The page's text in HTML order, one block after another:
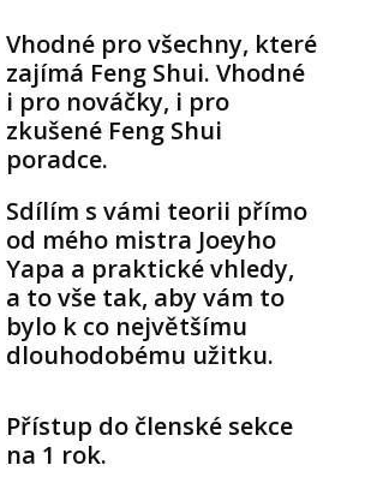
Vhodné pro všechny, které
zajímá Feng Shui. Vhodné
i pro nováčky, i pro
zkušené Feng Shui
poradce.
Sdílím s vámi teorii přímo
od mého mistra Joeyho
Yapa a praktické vhledy,
a to vše tak, aby vám to
bylo k co největšímu
dlouhodobému užitku.
Přístup do členské sekce
na 1 rok.